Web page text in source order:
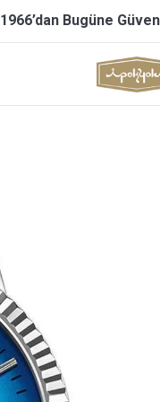
1966’dan Bugüne